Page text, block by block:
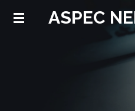
Ga
ASPEC